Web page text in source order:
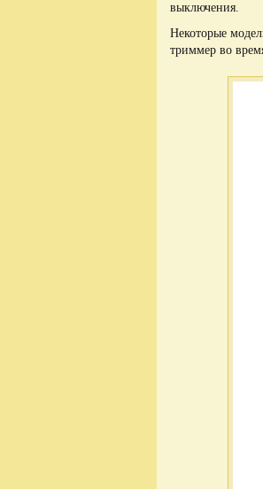
выключения.
Некоторые
триммер во